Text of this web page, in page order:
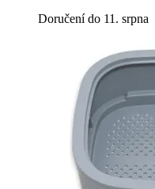
Doručení do 11. srpna